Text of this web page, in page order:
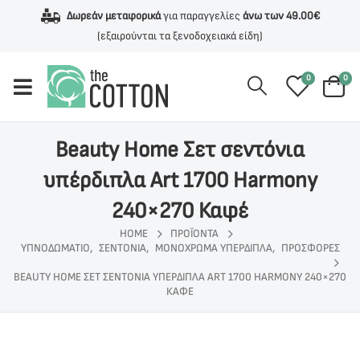
Δωρεάν μεταφορικάγια παραγγελίες άνω των 49.00€
(εξαιρούνται τα ξενοδοχειακά είδη)
0 0
Beauty Home Σετ σεντόνια
υπέρδιπλα Art 1700 Harmony
240×270 Καφέ
HOME
ΠΡΟΪΌΝΤΑ
ΥΠΝΟΔΩΜΑΤΙΟ, ΣΕΝΤΟΝΙΑ, ΜΟΝΟΧΡΩΜΑ ΥΠΕΡΔΙΠΛΑ, ΠΡΟΣΦΟΡΕΣ
BEAUTY HOME ΣΕΤ ΣΕΝΤΌΝΙΑ ΥΠΈΡΔΙΠΛΑ ART 1700 HARMONY 240×270
ΚΑΦΈ